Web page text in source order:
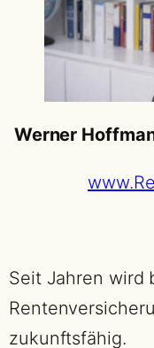
Werner
Seit Jahren wird
zukunftsfähig.